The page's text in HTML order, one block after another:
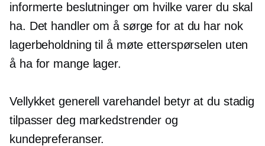
informerte beslutninger om hvilke varer du skal
ha. Det handler om å sørge for at du har nok
lagerbeholdning til å møte etterspørselen uten
å ha for mange lager.
Vellykket generell varehandel betyr at du stadig
tilpasser deg markedstrender og
kundepreferanser.